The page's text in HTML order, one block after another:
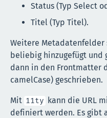
Status (Typ Select
Titel (Typ Titel).
Weitere
beliebig hinzugefügt und
dann in den Frontmatter
camelCase) geschrieben.
Mit 11ty kann die URL
definiert werden. Es gibt